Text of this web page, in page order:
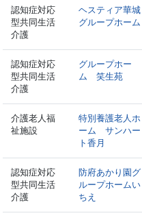
認知症対応
型共同生活
介護
ヘスティア華城
グループホーム
認知症対応
型共同生活
介護
グループホー
ム 笑生苑
介護老人福
祉施設
特別養護老人ホ
ーム サンハー
ト香月
認知症対応
型共同生活
介護
防府あかり園グ
ループホームい
ちえ